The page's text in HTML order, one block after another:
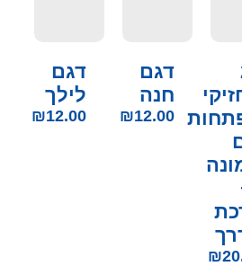
₪
דגם
חנה
₪12.00
דגם
לילך
₪12.00